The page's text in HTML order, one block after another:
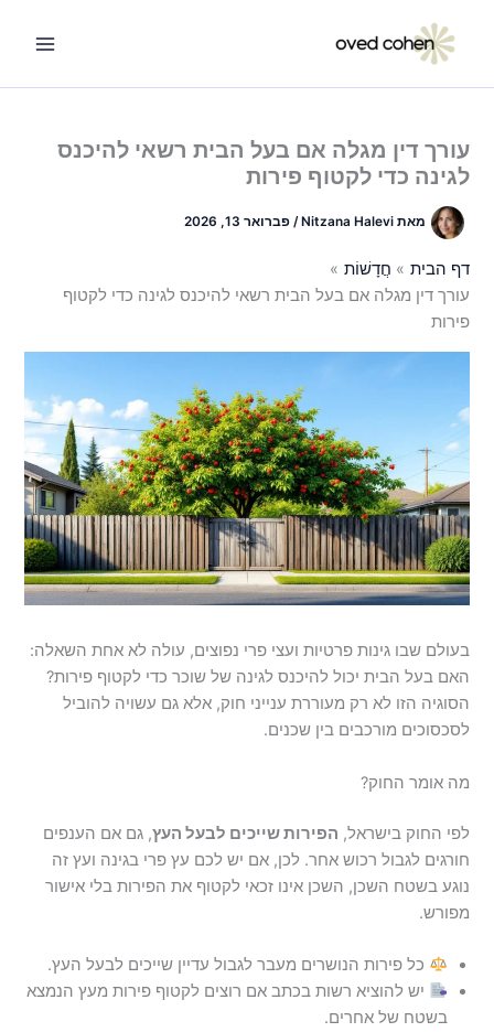
עורך דין מגלה אם בעל הבית רשאי להיכנס
לגינה כדי לקטוף פירות
מאתNitzana Halevi
/פברואר 13, 2026
דף הבית
חֲדָשׁוֹת
עורך דין מגלה אם בעל הבית רשאי להיכנס לגינה כדי לקטוף
פירות
בעולם שבו גינות פרטיות ועצי פרי נפוצים, עולה לא אחת השאלה:
האם בעל הבית יכול להיכנס לגינה של שוכר כדי לקטוף פירות?
הסוגיה הזו לא רק מעוררת ענייני חוק, אלא גם עשויה להוביל
לסכסוכים מורכבים בין שכנים.
מה אומר החוק?
לפי החוק בישראל, הפירות שייכים לבעל העץ, גם אם הענפים
חורגים לגבול רכוש אחר. לכן, אם יש לכם עץ פרי בגינה ועץ זה
נוגע בשטח השכן, השכן אינו זכאי לקטוף את הפירות בלי אישור
מפורש.
כל פירות הנושרים מעבר לגבול עדיין שייכים לבעל העץ.
יש להוציא רשות בכתב אם רוצים לקטוף פירות מעץ הנמצא
בשטח של אחרים.